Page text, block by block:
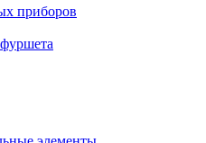
приборов